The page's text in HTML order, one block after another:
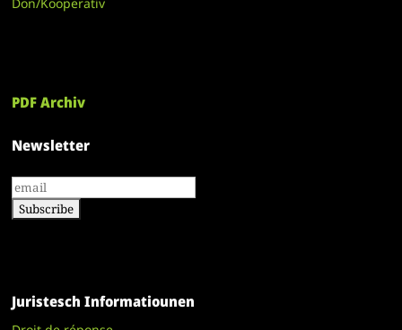
Don/Kooperativ
PDF Archiv
Newsletter
Juristesch Informatiounen